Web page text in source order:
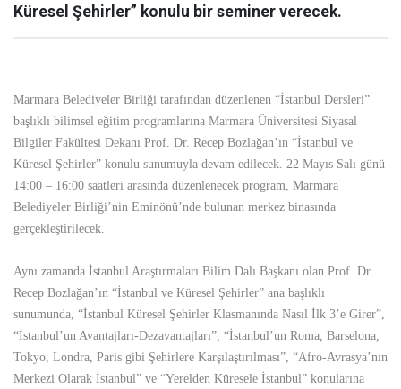
Küresel Şehirler” konulu bir seminer verecek.
Marmara Belediyeler Birliği tarafından düzenlenen “İstanbul Dersleri”
başlıklı bilimsel eğitim programlarına Marmara Üniversitesi Siyasal
Bilgiler Fakültesi Dekanı Prof. Dr. Recep Bozlağan’ın “İstanbul ve
Küresel Şehirler” konulu sunumuyla devam edilecek. 22 Mayıs Salı günü
14:00 – 16:00 saatleri arasında düzenlenecek program, Marmara
Belediyeler Birliği’nin Eminönü’nde bulunan merkez binasında
gerçekleştirilecek.
Aynı zamanda İstanbul Araştırmaları Bilim Dalı Başkanı olan Prof. Dr.
Recep Bozlağan’ın “İstanbul ve Küresel Şehirler” ana başlıklı
sunumunda, “İstanbul Küresel Şehirler Klasmanında Nasıl İlk 3’e Girer”,
“İstanbul’un Avantajları-Dezavantajları”, “İstanbul’un Roma, Barselona,
Tokyo, Londra, Paris gibi Şehirlere Karşılaştırılması”, “Afro-Avrasya’nın
Merkezi Olarak İstanbul” ve “Yerelden Küresele İstanbul” konularına